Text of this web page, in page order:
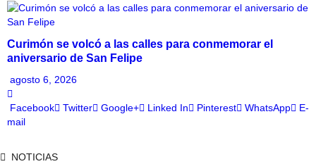
Curimón se volcó a las calles para conmemorar el
aniversario de San Felipe
agosto 6, 2026
Facebook Twitter Google+ Linked In Pinterest WhatsApp
E-
mail
NOTICIAS